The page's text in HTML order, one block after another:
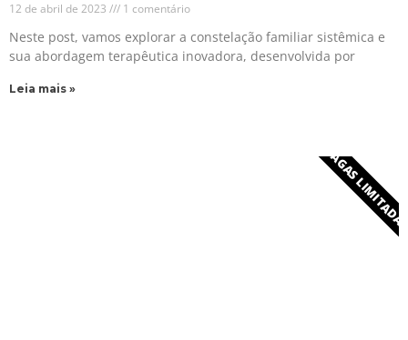
12 de abril de 2023 1 comentário
Neste post, vamos explorar a constelação familiar sistêmica e
sua abordagem terapêutica inovadora, desenvolvida por
Leia mais »
VAGAS